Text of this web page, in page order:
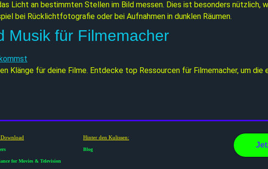
Licht an bestimmten Stellen im Bild messen. Dies ist besonders nützlich,
bei Rücklichtfotografie oder bei Aufnahmen in dunklen Räumen.
Musik für Filmemacher
Klänge für deine Filme. Entdecke top Ressourcen für Filmemacher, um die
for Movies & Television
Hinter den Kulissen:
Blog